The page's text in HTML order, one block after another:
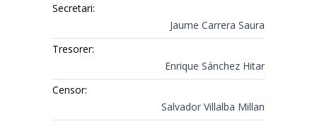
Secretari:
Jaume Carrera Saura
Tresorer:
Enrique Sánchez Hitar
Censor:
Salvador Villalba Millan